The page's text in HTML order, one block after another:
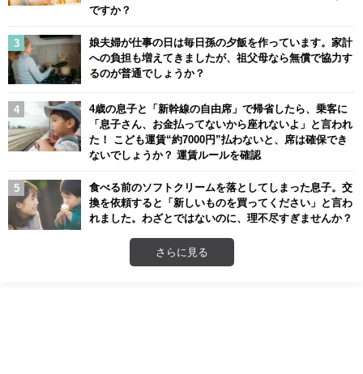
ですか？
娘夫婦が仕事の日は毎日孫の夕飯を作っています。家計
への負担も増えてきましたが、祖父母なら無償で協力す
るのが普通でしょうか？
4歳の息子と「新幹線の自由席」で帰省したら、乗客に
「息子さん、お金払ってないから座れないよ」と言われ
た！ こども運賃“約7000円”払わないと、席は確保でき
ないでしょうか？ 運賃ルールを確認
食べる前のソフトクリームを落としてしまった息子。交
換を依頼すると「新しいものを買ってください」と言わ
れました。わざとではないのに、理不尽すぎませんか？
さらに見る